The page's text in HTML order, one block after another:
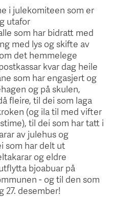
i julekomiteen som er
utafor
som har bidratt med
med lys og skifte av
det hemmelege
kvar dag heile
som har engasjert og
og på skulen,
fleire, til dei som laga
(og ila til med vifter
til dei som har tatt i
av julehus og
som har delt ut
og eldre
bjoabuar på
- og til den som
27. desember!